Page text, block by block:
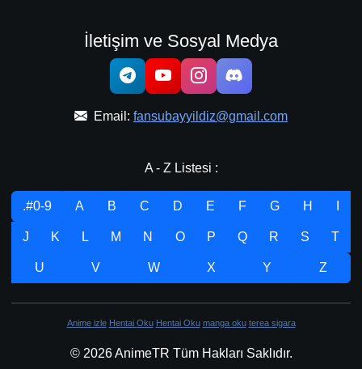
İletişim ve Sosyal Medya
Email: fansubayyildiz@gmail.com
A - Z Listesi :
.#0-9 A B C D E F G H
J K L M N O P Q R S T
U V W X Y Z
Anime izle Hentai Oku Hentai Oku manga oku terea sigara
© 2026 AnimeTR Tüm Hakları Saklıdır.